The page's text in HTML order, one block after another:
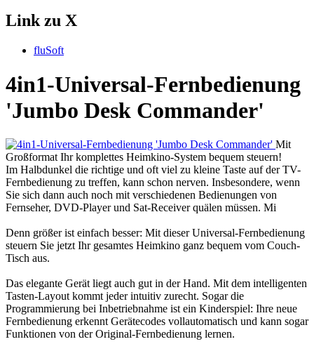
Link zu X
fluSoft
4in1-Universal-Fernbedienung
'Jumbo Desk Commander'
Mit
Großformat Ihr komplettes Heimkino-System bequem steuern!
Im Halbdunkel die richtige und oft viel zu kleine Taste auf der TV-
Fernbedienung zu treffen, kann schon nerven. Insbesondere, wenn
Sie sich dann auch noch mit verschiedenen Bedienungen von
Fernseher, DVD-Player und Sat-Receiver quälen müssen. Mi
Denn größer ist einfach besser: Mit dieser Universal-Fernbedienung
steuern Sie jetzt Ihr gesamtes Heimkino ganz bequem vom Couch-
Tisch aus.
Das elegante Gerät liegt auch gut in der Hand. Mit dem intelligenten
Tasten-Layout kommt jeder intuitiv zurecht. Sogar die
Programmierung bei Inbetriebnahme ist ein Kinderspiel: Ihre neue
Fernbedienung erkennt Gerätecodes vollautomatisch und kann sogar
Funktionen von der Original-Fernbedienung lernen.